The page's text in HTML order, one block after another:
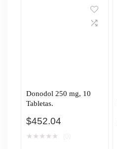
Donodol 250 mg, 10
Tabletas.
$452.04
★ ★ ★ ★ ★